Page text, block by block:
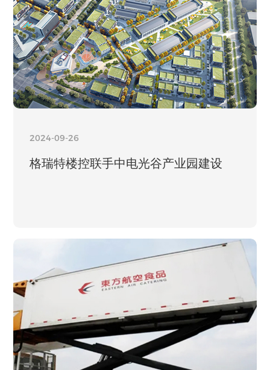
2024-09-26
格瑞特楼控联手中电光谷产业园建设